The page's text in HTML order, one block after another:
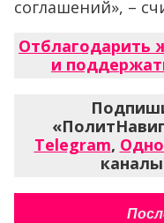
соглашений», –
Отблагодарить
и
Telegram,
каналы